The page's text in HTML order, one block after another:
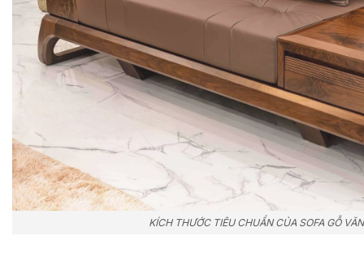
KÍCH THƯỚC TIÊU CHUẨN CỦA SOFA GỖ